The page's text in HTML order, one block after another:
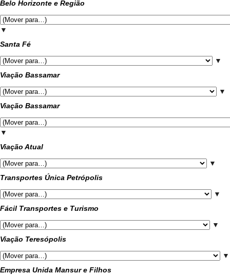
Belo Horizonte e Região
▼
Santa Fé
▼
Viação Bassamar
▼
Viação Bassamar
▼
Viação Atual
▼
Transportes Única Petrópolis
▼
Fácil Transportes e Turismo
▼
Viação Teresópolis
▼
Empresa Unida Mansur e Filhos